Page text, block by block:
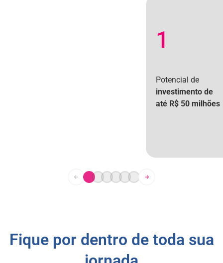
1
Potencial de
investimento de
até R$ 50 milhões
Fique por dentro de toda sua